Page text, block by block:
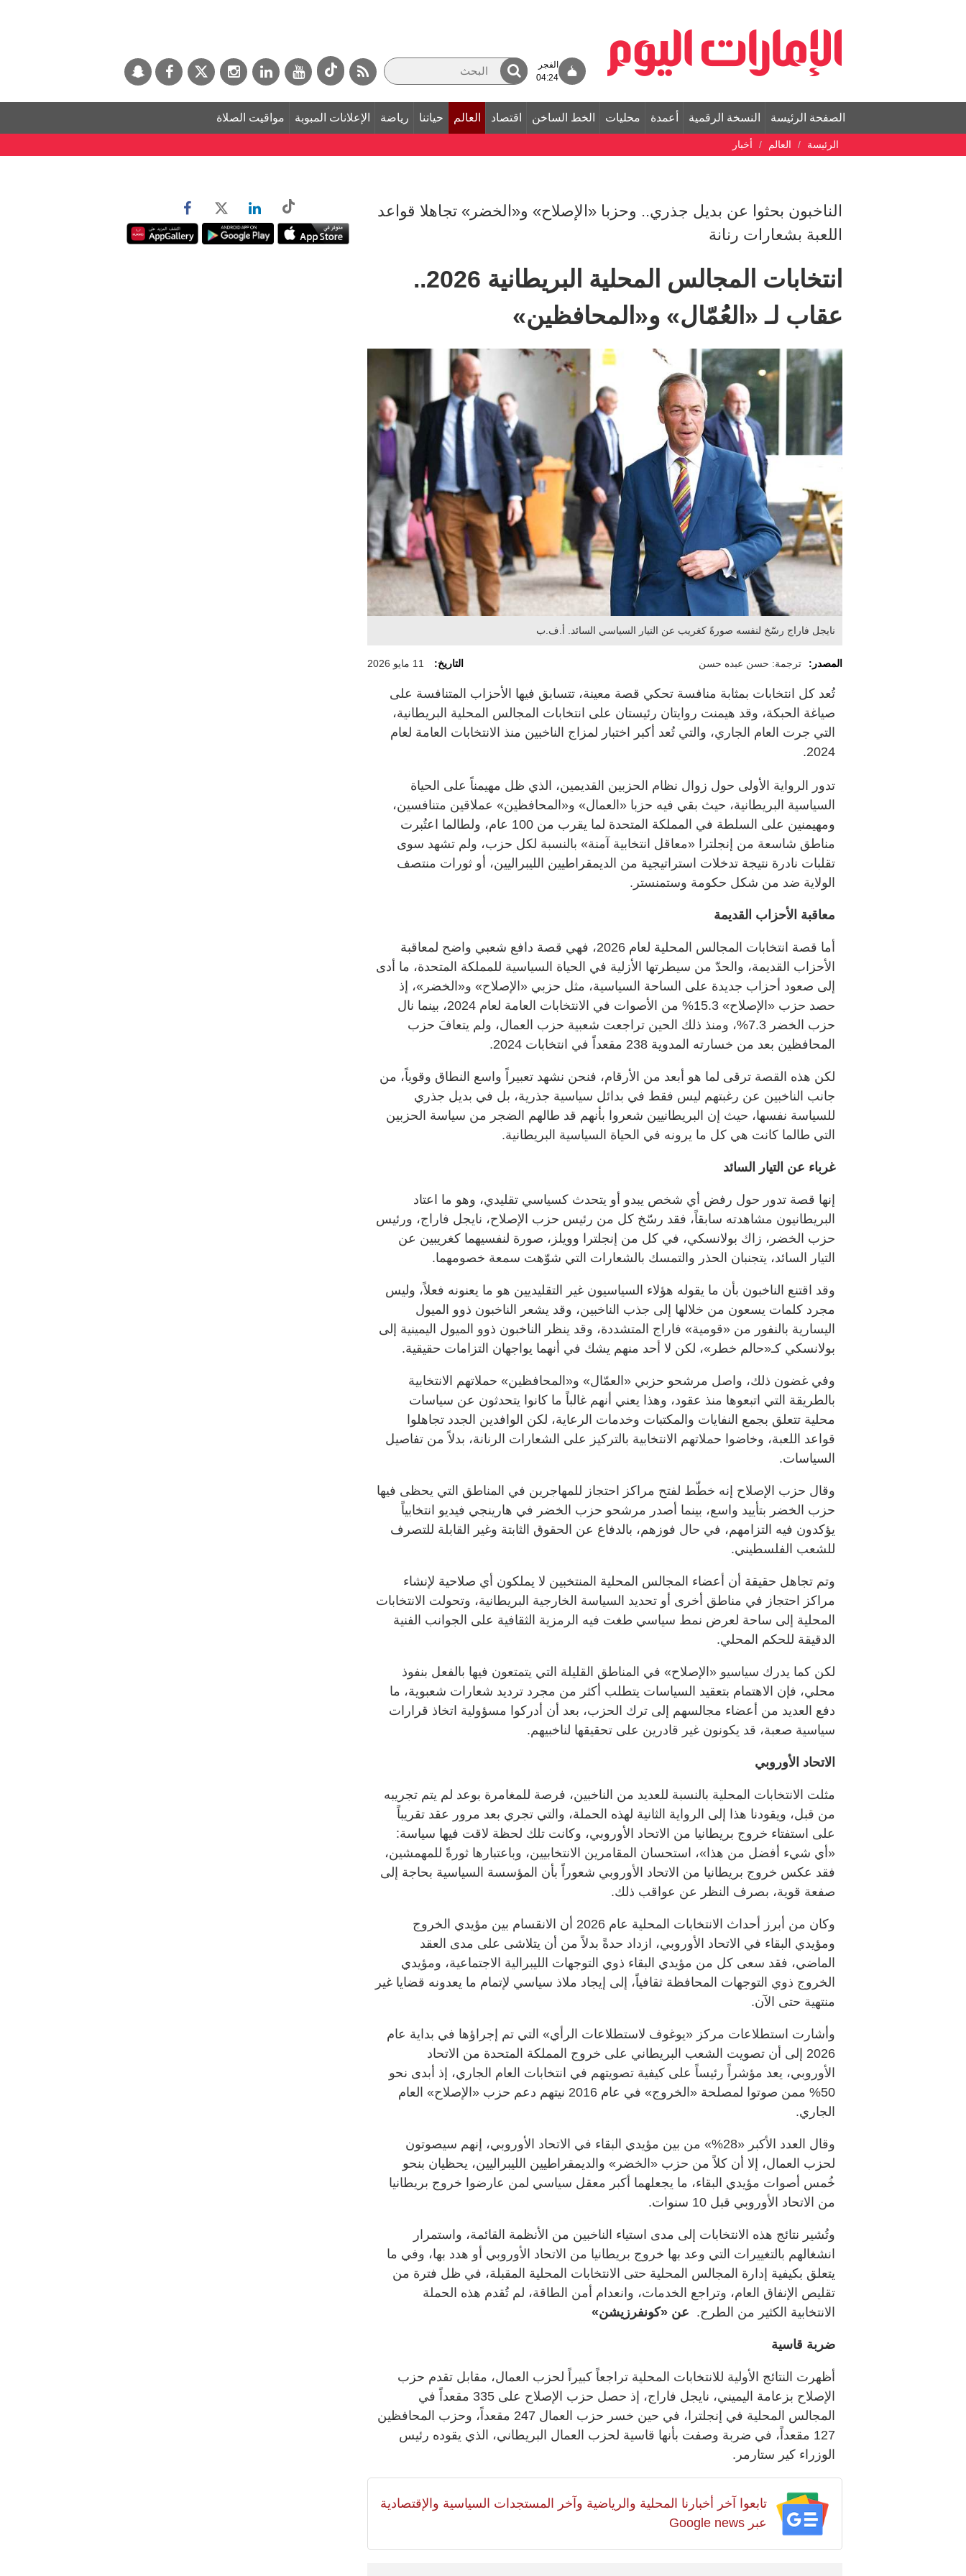
الفجر
04:24
الصفحة الرئيسة النسخة الرقمية أعمدة محليات الخط الساخن اقتصاد العالم حياتنا رياضة الإعلانات المبوبة مواقيت الصلاة
الرئيسة العالم أخبار
الناخبون بحثوا عن بديل جذري.. وحزبا «الإصلاح» و«الخضر» تجاهلا قواعد
اللعبة بشعارات رنانة
انتخابات المجالس المحلية البريطانية 2026..
عقاب لـ «العُمّال» و«المحافظين»
نايجل فاراج رسّخ لنفسه صورةً كغريب عن التيار السياسي السائد. أ.ف.ب
المصدر: ترجمة: حسن عبده حسن التاريخ: 11 مايو 2026
تُعد كل انتخابات بمثابة منافسة تحكي قصة معينة، تتسابق فيها الأحزاب المتنافسة على
صياغة الحبكة، وقد هيمنت روايتان رئيستان على انتخابات المجالس المحلية البريطانية،
التي جرت العام الجاري، والتي تُعد أكبر اختبار لمزاج الناخبين منذ الانتخابات العامة لعام
2024.
تدور الرواية الأولى حول زوال نظام الحزبين القديمين، الذي ظل مهيمناً على الحياة
السياسية البريطانية، حيث بقي فيه حزبا «العمال» و«المحافظين» عملاقين متنافسين،
ومهيمنين على السلطة في المملكة المتحدة لما يقرب من 100 عام، ولطالما اعتُبرت
مناطق شاسعة من إنجلترا «معاقل انتخابية آمنة» بالنسبة لكل حزب، ولم تشهد سوى
تقلبات نادرة نتيجة تدخلات استراتيجية من الديمقراطيين الليبراليين، أو ثورات منتصف
الولاية ضد من شكل حكومة وستمنستر.
معاقبة الأحزاب القديمة
أما قصة انتخابات المجالس المحلية لعام 2026، فهي قصة دافع شعبي واضح لمعاقبة
الأحزاب القديمة، والحدّ من سيطرتها الأزلية في الحياة السياسية للمملكة المتحدة، ما أدى
إلى صعود أحزاب جديدة على الساحة السياسية، مثل حزبي «الإصلاح» و«الخضر»، إذ
حصد حزب «الإصلاح» 15.3% من الأصوات في الانتخابات العامة لعام 2024، بينما نال
حزب الخضر 7.3%، ومنذ ذلك الحين تراجعت شعبية حزب العمال، ولم يتعافَ حزب
المحافظين بعد من خسارته المدوية 238 مقعداً في انتخابات 2024.
لكن هذه القصة ترقى لما هو أبعد من الأرقام، فنحن نشهد تعبيراً واسع النطاق وقوياً، من
جانب الناخبين عن رغبتهم ليس فقط في بدائل سياسية جذرية، بل في بديل جذري
للسياسة نفسها، حيث إن البريطانيين شعروا بأنهم قد طالهم الضجر من سياسة الحزبين
التي طالما كانت هي كل ما يرونه في الحياة السياسية البريطانية.
غرباء عن التيار السائد
إنها قصة تدور حول رفض أي شخص يبدو أو يتحدث كسياسي تقليدي، وهو ما اعتاد
البريطانيون مشاهدته سابقاً، فقد رسّخ كل من رئيس حزب الإصلاح، نايجل فاراج، ورئيس
حزب الخضر، زاك بولانسكي، في كل من إنجلترا وويلز، صورة لنفسيهما كغريبين عن
التيار السائد، يتجنبان الحذر والتمسك بالشعارات التي شوّهت سمعة خصومهما.
وقد اقتنع الناخبون بأن ما يقوله هؤلاء السياسيون غير التقليديين هو ما يعنونه فعلاً، وليس
مجرد كلمات يسعون من خلالها إلى جذب الناخبين، وقد يشعر الناخبون ذوو الميول
اليسارية بالنفور من «قومية» فاراج المتشددة، وقد ينظر الناخبون ذوو الميول اليمينية إلى
بولانسكي كـ«حالم خطر»، لكن لا أحد منهم يشك في أنهما يواجهان التزامات حقيقية.
وفي غضون ذلك، واصل مرشحو حزبي «العمّال» و«المحافظين» حملاتهم الانتخابية
بالطريقة التي اتبعوها منذ عقود، وهذا يعني أنهم غالباً ما كانوا يتحدثون عن سياسات
محلية تتعلق بجمع النفايات والمكتبات وخدمات الرعاية، لكن الوافدين الجدد تجاهلوا
قواعد اللعبة، وخاضوا حملاتهم الانتخابية بالتركيز على الشعارات الرنانة، بدلاً من تفاصيل
السياسات.
وقال حزب الإصلاح إنه خطّط لفتح مراكز احتجاز للمهاجرين في المناطق التي يحظى فيها
حزب الخضر بتأييد واسع، بينما أصدر مرشحو حزب الخضر في هارينجي فيديو انتخابياً
يؤكدون فيه التزامهم، في حال فوزهم، بالدفاع عن الحقوق الثابتة وغير القابلة للتصرف
للشعب الفلسطيني.
وتم تجاهل حقيقة أن أعضاء المجالس المحلية المنتخبين لا يملكون أي صلاحية لإنشاء
مراكز احتجاز في مناطق أخرى أو تحديد السياسة الخارجية البريطانية، وتحولت الانتخابات
المحلية إلى ساحة لعرض نمط سياسي طغت فيه الرمزية الثقافية على الجوانب الفنية
الدقيقة للحكم المحلي.
لكن كما يدرك سياسيو «الإصلاح» في المناطق القليلة التي يتمتعون فيها بالفعل بنفوذ
محلي، فإن الاهتمام بتعقيد السياسات يتطلب أكثر من مجرد ترديد شعارات شعبوية، ما
دفع العديد من أعضاء مجالسهم إلى ترك الحزب، بعد أن أدركوا مسؤولية اتخاذ قرارات
سياسية صعبة، قد يكونون غير قادرين على تحقيقها لناخبيهم.
الاتحاد الأوروبي
مثلت الانتخابات المحلية بالنسبة للعديد من الناخبين، فرصة للمغامرة بوعد لم يتم تجريبه
من قبل، ويقودنا هذا إلى الرواية الثانية لهذه الحملة، والتي تجري بعد مرور عقد تقريباً
على استفتاء خروج بريطانيا من الاتحاد الأوروبي، وكانت تلك لحظة لاقت فيها سياسة:
«أي شيء أفضل من هذا»، استحسان المقامرين الانتخابيين، وباعتبارها ثورةً للمهمشين،
فقد عكس خروج بريطانيا من الاتحاد الأوروبي شعوراً بأن المؤسسة السياسية بحاجة إلى
صفعة قوية، بصرف النظر عن عواقب ذلك.
وكان من أبرز أحداث الانتخابات المحلية عام 2026 أن الانقسام بين مؤيدي الخروج
ومؤيدي البقاء في الاتحاد الأوروبي، ازداد حدةً بدلاً من أن يتلاشى على مدى العقد
الماضي، فقد سعى كل من مؤيدي البقاء ذوي التوجهات الليبرالية الاجتماعية، ومؤيدي
الخروج ذوي التوجهات المحافظة ثقافياً، إلى إيجاد ملاذ سياسي لإتمام ما يعدونه قضايا غير
منتهية حتى الآن.
وأشارت استطلاعات مركز «يوغوف لاستطلاعات الرأي» التي تم إجراؤها في بداية عام
2026 إلى أن تصويت الشعب البريطاني على خروج المملكة المتحدة من الاتحاد
الأوروبي، يعد مؤشراً رئيساً على كيفية تصويتهم في انتخابات العام الجاري، إذ أبدى نحو
50% ممن صوتوا لمصلحة «الخروج» في عام 2016 نيتهم دعم حزب «الإصلاح» العام
الجاري.
وقال العدد الأكبر «28%» من بين مؤيدي البقاء في الاتحاد الأوروبي، إنهم سيصوتون
لحزب العمال، إلا أن كلاً من حزب «الخضر» والديمقراطيين الليبراليين، يحظيان بنحو
خُمس أصوات مؤيدي البقاء، ما يجعلهما أكبر معقل سياسي لمن عارضوا خروج بريطانيا
من الاتحاد الأوروبي قبل 10 سنوات.
وتُشير نتائج هذه الانتخابات إلى مدى استياء الناخبين من الأنظمة القائمة، واستمرار
انشغالهم بالتغييرات التي وعد بها خروج بريطانيا من الاتحاد الأوروبي أو هدد بها، وفي ما
يتعلق بكيفية إدارة المجالس المحلية حتى الانتخابات المحلية المقبلة، في ظل فترة من
تقليص الإنفاق العام، وتراجع الخدمات، وانعدام أمن الطاقة، لم تُقدم هذه الحملة
الانتخابية الكثير من الطرح. عن «كونفرزيشن»
ضربة قاسية
أظهرت النتائج الأولية للانتخابات المحلية تراجعاً كبيراً لحزب العمال، مقابل تقدم حزب
الإصلاح بزعامة اليميني، نايجل فاراج، إذ حصل حزب الإصلاح على 335 مقعداً في
المجالس المحلية في إنجلترا، في حين خسر حزب العمال 247 مقعداً، وحزب المحافظين
127 مقعداً، في ضربة وصفت بأنها قاسية لحزب العمال البريطاني، الذي يقوده رئيس
الوزراء كير ستارمر.
تابعوا آخر أخبارنا المحلية والرياضية وآخر المستجدات السياسية والإقتصادية
عبر Google news